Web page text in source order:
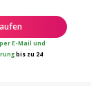
E-Mail und
bis zu 24